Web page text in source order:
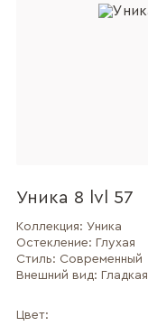
Уника 8 lvl 57
Коллекция:Уника
Остекление: Глухая
Стиль: Современный
Внешний вид: Гладкая
Цвет: